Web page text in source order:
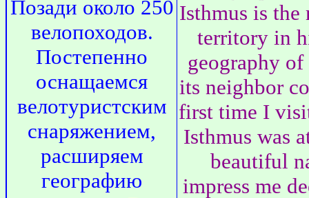
Позади около 250
велопоходов.
Постепенно
оснащаемся
велотуристским
снаряжением,
расширяем
географию
Isthmus is the
territory in
geography of
its neighbor
first time I
Isthmus was
beautiful
impress me